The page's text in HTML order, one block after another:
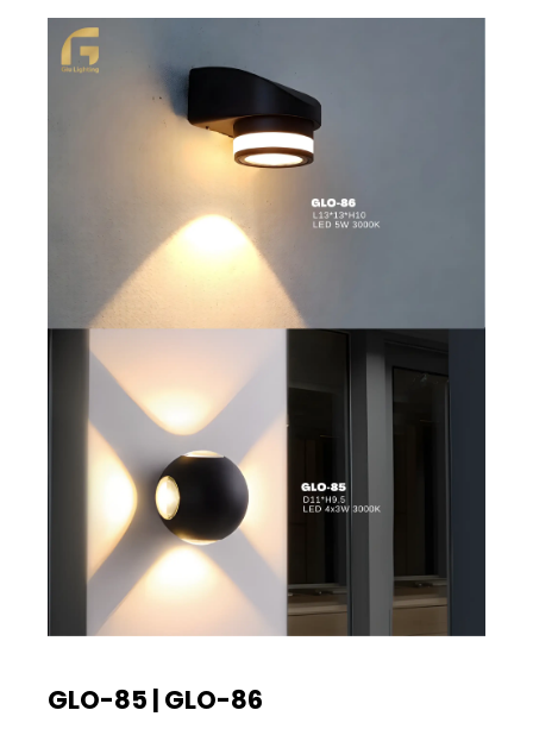
GLO-85 | GLO-86